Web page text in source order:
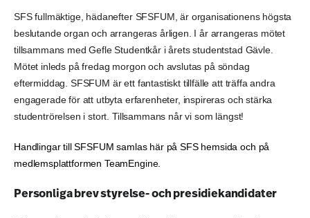
SFS fullmäktige, hädanefter SFSFUM , är organisationens högsta
beslutande organ och arrangeras årligen. I år arrangeras mötet
tillsammans med Gefle Studentkår i årets studentstad Gävle.
Mötet inleds på fredag morgon och avslutas på söndag
eftermiddag. SFSFUM är ett fantastiskt tillfälle att träffa andra
engagerade för att utbyta erfarenheter, inspireras och stärka
studentrörelsen i stort. Tillsammans når vi som längst!
Handlingar tillSFSFUM samlas här på SFS hemsida och på
medlemsplattformen TeamEngine.
Personliga brev styrelse- och presidiekandidater